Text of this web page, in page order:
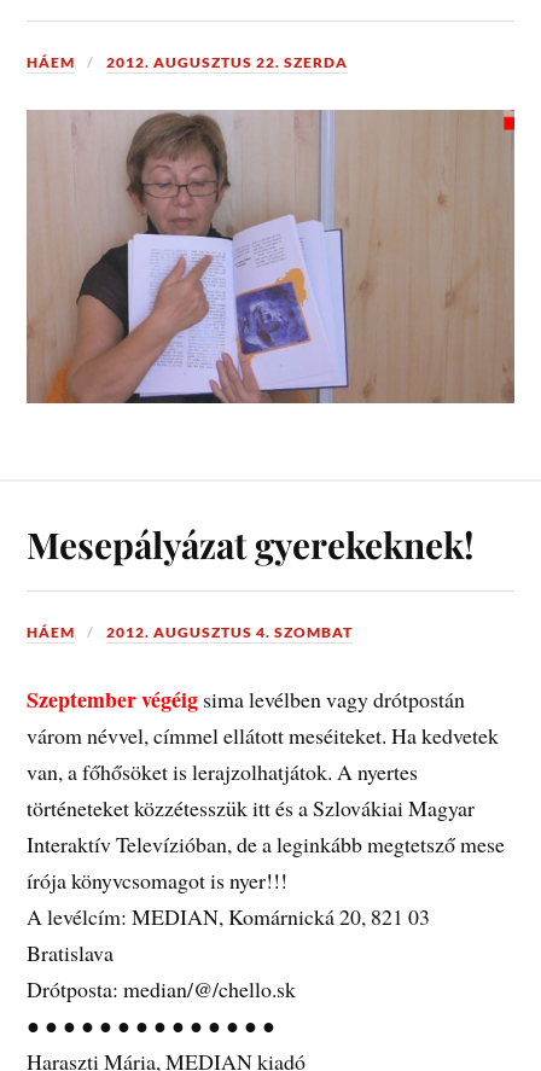
HÁEM 2012. AUGUSZTUS 22. SZERDA
Mesepályázat gyerekeknek!
HÁEM 2012. AUGUSZTUS 4. SZOMBAT
Szeptember végéig sima levélben vagy drótpostán
várom névvel, címmel ellátott meséiteket. Ha kedvetek
van, a főhősöket is lerajzolhatjátok. A nyertes
történeteket közzétesszük itt és a Szlovákiai Magyar
Interaktív Televízióban, de a leginkább megtetsző mese
írója könyvcsomagot is nyer!!!
A levélcím: MEDIAN, Komárnická 20, 821 03
Bratislava
Drótposta: median/@/chello.sk
● ● ● ● ● ● ● ● ● ● ● ● ● ●
Haraszti Mária, MEDIAN kiadó